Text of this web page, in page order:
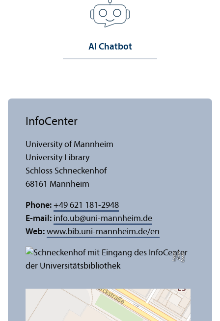
AI Chatbot
C
r
e
di
t:
A
n
n
a
L
o
g
u
e
InfoCenter
University of Mannheim
University Library
Schloss Schneckenhof
68161 Mannheim
Phone: +49 621 181-2948
E-mail: info.ub@uni-mannheim.de
Web: www.bib.uni-mannheim.de/en